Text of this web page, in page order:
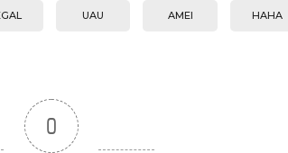
UAU AMEI HAHA
0